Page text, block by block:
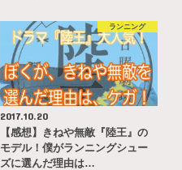
ランニング
2017.10.20
【感想】きねや無敵『陸王』の
モデル！僕がランニングシュー
ズに選んだ理由は…